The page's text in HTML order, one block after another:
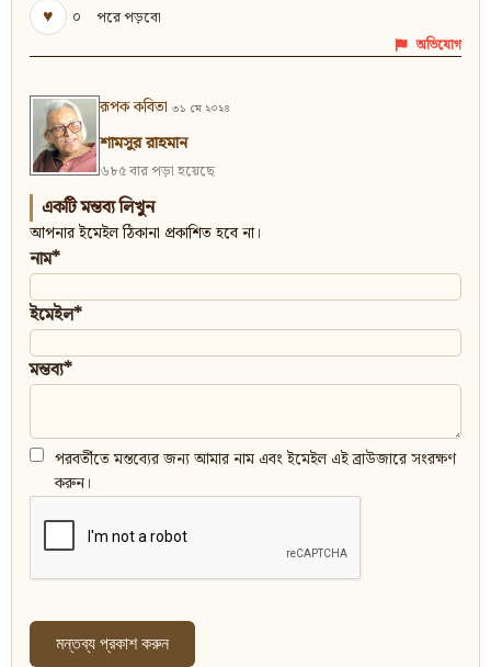
♥
০ পরে পড়বো
অভিযোগ
রূপক কবিতা ৩১ মে ২০২৪
শামসুর রাহমান
৬৮৫ বার পড়া হয়েছে
একটি মন্তব্য লিখুন
আপনার ইমেইল ঠিকানা প্রকাশিত হবে না।
নাম*
ইমেইল*
মন্তব্য*
পরবর্তীতে মন্তব্যের জন্য আমার নাম এবং ইমেইল এই ব্রাউজারে সংরক্ষণ
করুন।